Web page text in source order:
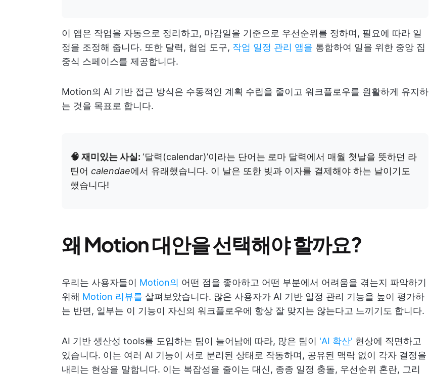
이 앱은 작업을 자동으로 정리하고, 마감일을 기준으로 우선순위를 정하며, 필요에 따라 일
정을 조정해 줍니다. 또한 달력, 협업 도구, 작업 일정 관리 앱을 통합하여 일을 위한 중앙 집
중식 스페이스를 제공합니다.
Motion의 AI 기반 접근 방식은 수동적인 계획 수립을 줄이고 워크플로우를 원활하게 유지하
는 것을 목표로 합니다.
🧠 재미있는 사실: ‘달력(calendar)’이라는 단어는 로마 달력에서 매월 첫날을 뜻하던 라
틴어 calendae에서 유래했습니다. 이 날은 또한 빚과 이자를 결제해야 하는 날이기도
했습니다!
왜 Motion 대안을 선택해야 할까요?
우리는 사용자들이 Motion의 어떤 점을 좋아하고 어떤 부분에서 어려움을 겪는지 파악하기
위해 Motion 리뷰를 살펴보았습니다. 많은 사용자가 AI 기반 일정 관리 기능을 높이 평가하
는 반면, 일부는 이 기능이 자신의 워크플로우에 항상 잘 맞지는 않는다고 느끼기도 합니다.
AI 기반 생산성 tools를 도입하는 팀이 늘어남에 따라, 많은 팀이 'AI 확산' 현상에 직면하고
있습니다. 이는 여러 AI 기능이 서로 분리된 상태로 작동하며, 공유된 맥락 없이 각자 결정을
내리는 현상을 말합니다. 이는 복잡성을 줄이는 대신, 종종 일정 충돌, 우선순위 혼란, 그리